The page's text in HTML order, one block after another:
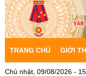
TRANG CHỦ GIỚI
Chủ nhật, 09/08/2026 -